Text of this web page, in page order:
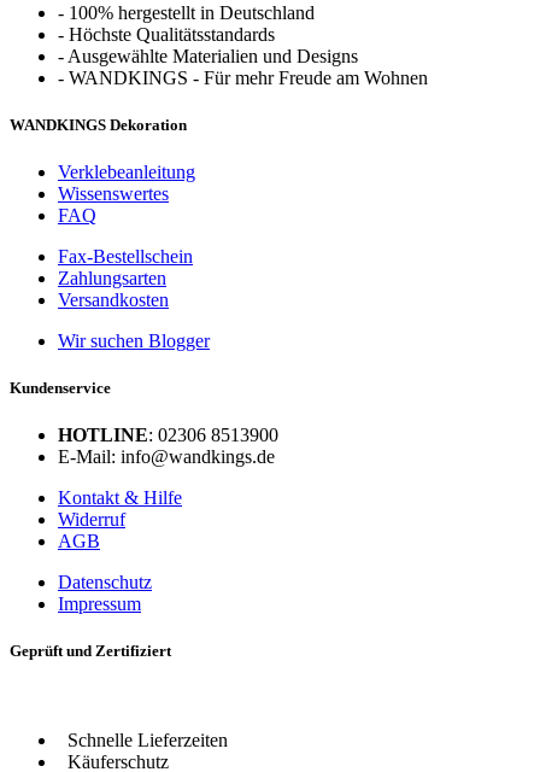
- 100% hergestellt in Deutschland
- Höchste Qualitätsstandards
- Ausgewählte Materialien und Designs
- WANDKINGS - Für mehr Freude am Wohnen
WANDKINGS Dekoration
Verklebeanleitung
Wissenswertes
FAQ
Fax-Bestellschein
Zahlungsarten
Versandkosten
Wir suchen Blogger
Kundenservice
HOTLINE: 02306 8513900
E-Mail: info@wandkings.de
Kontakt & Hilfe
Widerruf
AGB
Datenschutz
Impressum
Geprüft und Zertifiziert
Schnelle Lieferzeiten
Käuferschutz